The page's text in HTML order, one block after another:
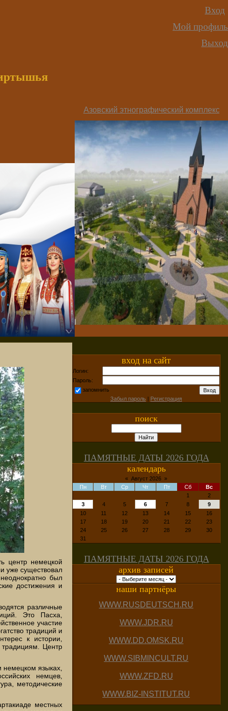
Вход
Мой профиль
Выход
Азовский этнографический комплекс
центр немецкой
уже существовал
был
достижения и
различные
Это Пасха,
участие
традиций и
к истории,
Центр
немецком языках,
немцев,
методические
местных
вход на сайт
Логин:
Пароль:
запомнить
Забыл пароль | Регистрация
поиск
ПАМЯТНЫЕ ДАТЫ 2026 ГОДА
календарь
« Август 2026 »
Пн
Вт Ср Чт Пт Сб
Вс
1
2
3
4 5 6 7 8
9
10
11 12 13 14 15
16
17
18 19 20 21 22
23
24
25 26 27 28 29
30
31
ПАМЯТНЫЕ ДАТЫ 2026 ГОДА
архив записей
наши партнёры
WWW.RUSDEUTSCH.RU
WWW.JDR.RU
WWW.DD.OMSK.RU
WWW.SIBMINCULT.RU
WWW.ZFD.RU
WWW.BIZ-INSTITUT.RU